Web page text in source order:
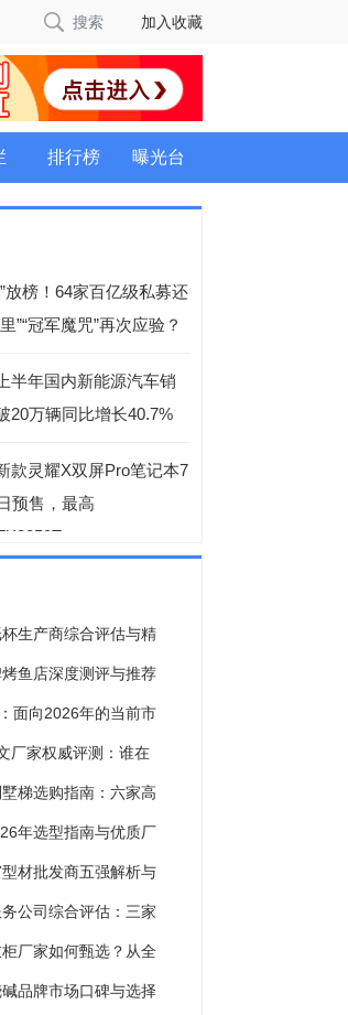
搜索 加入收藏
排行榜 曝光台
放榜！64家百亿级私募还
”“冠军魔咒”再次应验？
半年国内新能源汽车销
20万辆同比增长40.7%
款灵耀X双屏Pro笔记本7
预售，最高
生产商综合评估与精
鱼店深度测评与推荐
面向2026年的当前市
厂家权威评测：谁在
梯选购指南：六家高
年选型指南与优质厂
材批发商五强解析与
公司综合评估：三家
厂家如何甄选？从全
品牌市场口碑与选择